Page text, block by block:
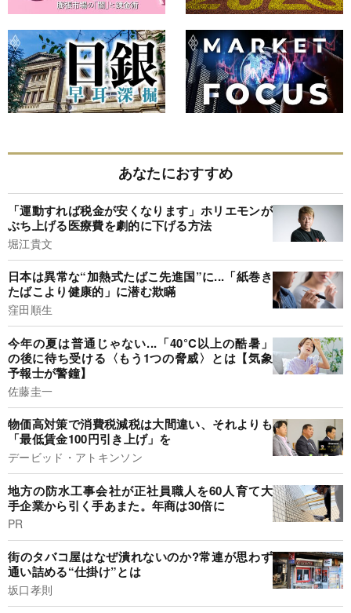
あなたにおすすめ
「運動すれば税金が安くなります」ホリエモンが
ぶち上げる医療費を劇的に下げる方法
堀江貴文
日本は異常な“加熱式たばこ先進国”に...「紙巻き
たばこより健康的」に潜む欺瞞
窪田順生
今年の夏は普通じゃない...「40°C以上の酷暑」
の後に待ち受ける〈もう1つの脅威〉とは【気象
予報士が警鐘】
佐藤圭一
物価高対策で消費税減税は大間違い、それよりも
「最低賃金100円引き上げ」を
デービッド・アトキンソン
地方の防水工事会社が正社員職人を60人育て大
手企業から引く手あまた。年商は30倍に
PR
街のタバコ屋はなぜ潰れないのか?常連が思わず
通い詰める“仕掛け”とは
坂口孝則